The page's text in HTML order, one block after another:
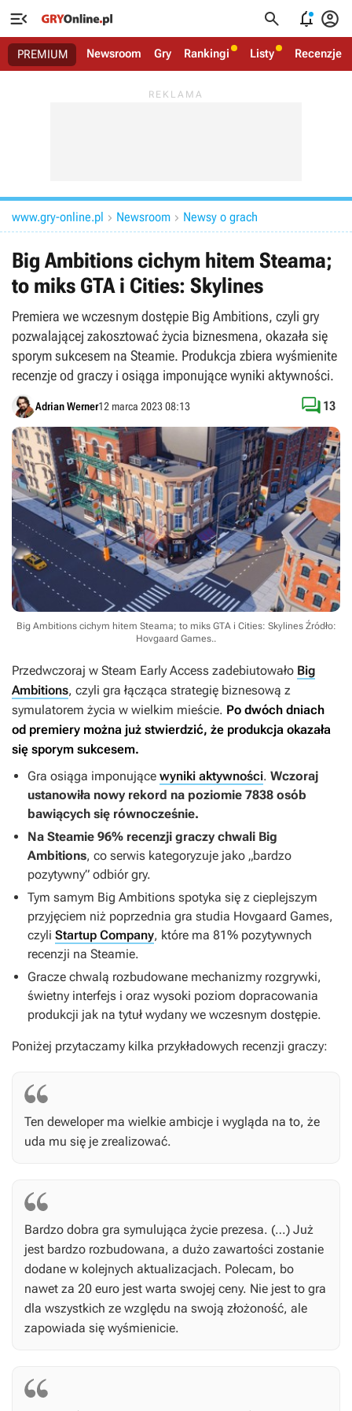
   
PREMIUM Newsroom Gry Rankingi Listy Recenzje
www.gry-online.pl  Newsroom  Newsy o grach
Big Ambitions cichym hitem Steama;
to miks GTA i Cities: Skylines
Premiera we wczesnym dostępie Big Ambitions, czyli gry
pozwalającej zakosztować życia biznesmena, okazała się
sporym sukcesem na Steamie. Produkcja zbiera wyśmienite
recenzje od graczy i osiąga imponujące wyniki aktywności.
Adrian Werner12 marca 2023 08:13  13
Big Ambitions cichym hitem Steama; to miks GTA i Cities: Skylines Źródło:
Hovgaard Games..
Przedwczoraj w Steam Early Access zadebiutowało Big
Ambitions, czyli gra łącząca strategię biznesową z
symulatorem życia w wielkim mieście. Po dwóch dniach
od premiery można już stwierdzić, że produkcja okazała
się sporym sukcesem.
Gra osiąga imponujące wyniki aktywności. Wczoraj
ustanowiła nowy rekord na poziomie 7838 osób
bawiących się równocześnie.
Na Steamie 96% recenzji graczy chwali Big
Ambitions, co serwis kategoryzuje jako „bardzo
pozytywny” odbiór gry.
Tym samym Big Ambitions spotyka się z cieplejszym
przyjęciem niż poprzednia gra studia Hovgaard Games,
czyli Startup Company, które ma 81% pozytywnych
recenzji na Steamie.
Gracze chwalą rozbudowane mechanizmy rozgrywki,
świetny interfejs i oraz wysoki poziom dopracowania
produkcji jak na tytuł wydany we wczesnym dostępie.
Poniżej przytaczamy kilka przykładowych recenzji graczy:
Ten deweloper ma wielkie ambicje i wygląda na to, że
uda mu się je zrealizować.
Bardzo dobra gra symulująca życie prezesa. (…) Już
jest bardzo rozbudowana, a dużo zawartości zostanie
dodane w kolejnych aktualizacjach. Polecam, bo
nawet za 20 euro jest warta swojej ceny. Nie jest to gra
dla wszystkich ze względu na swoją złożoność, ale
zapowiada się wyśmienicie.